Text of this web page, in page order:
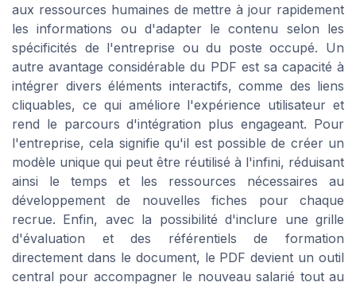
aux ressources humaines de mettre à jour rapidement
les informations ou d'adapter le contenu selon les
spécificités de l'entreprise ou du poste occupé. Un
autre avantage considérable du PDF est sa capacité à
intégrer divers éléments interactifs, comme des liens
cliquables, ce qui améliore l'expérience utilisateur et
rend le parcours d'intégration plus engageant. Pour
l'entreprise, cela signifie qu'il est possible de créer un
modèle unique qui peut être réutilisé à l'infini, réduisant
ainsi le temps et les ressources nécessaires au
développement de nouvelles fiches pour chaque
recrue. Enfin, avec la possibilité d'inclure une grille
d'évaluation et des référentiels de formation
directement dans le document, le PDF devient un outil
central pour accompagner le nouveau salarié tout au